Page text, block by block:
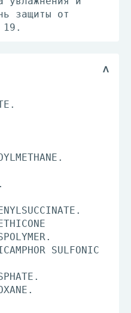
защиты от
19.
SULFONIC